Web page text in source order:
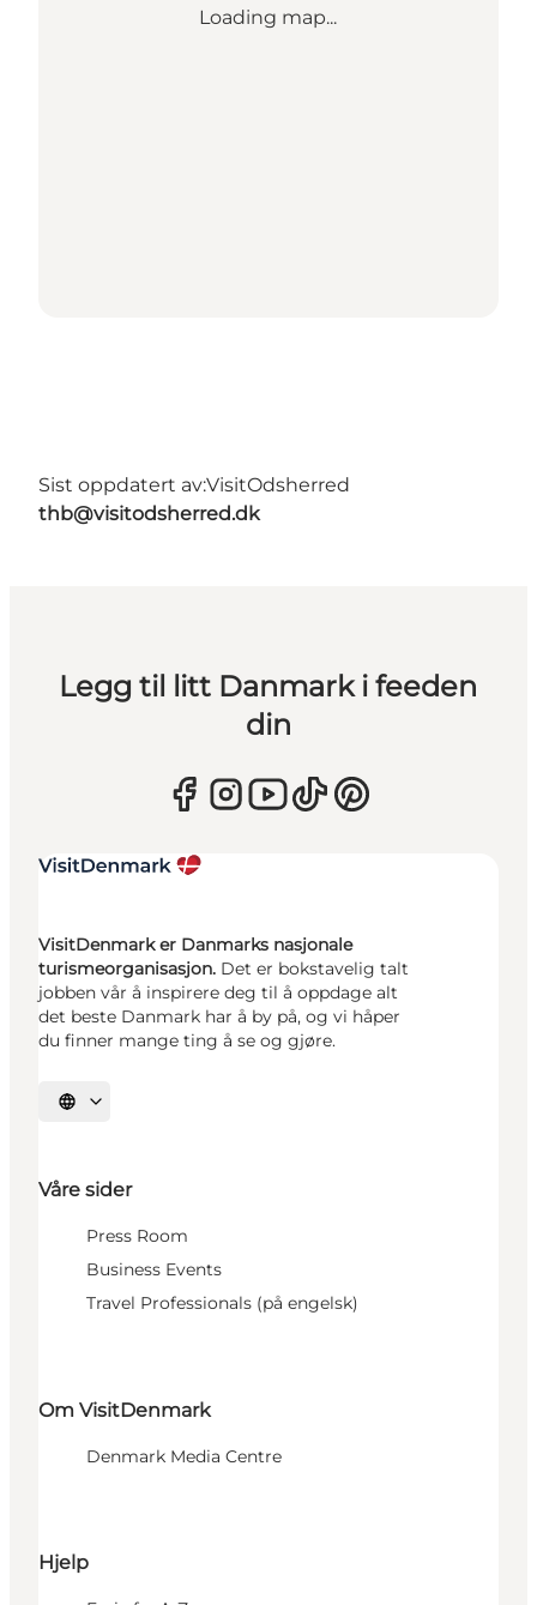
Loading map...
Sist oppdatert av:VisitOdsherred
thb@visitodsherred.dk
Legg til litt Danmark i feeden
din
VisitDenmark er Danmarks nasjonale
turismeorganisasjon. Det er bokstavelig talt
jobben vår å inspirere deg til å oppdage alt
det beste Danmark har å by på, og vi håper
du finner mange ting å se og gjøre.
Velg språk
Våre sider
Press Room
Business Events
Travel Professionals (på engelsk)
Om VisitDenmark
Denmark Media Centre
Hjelp